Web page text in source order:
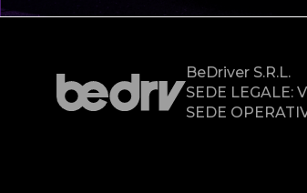
BeDriver S.r.l.
SEDE LEGALE:
SEDE